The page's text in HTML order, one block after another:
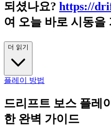
되셨나요? https://
여 오늘 바로 시동을
더 읽기
플레이 방법
드리프트 보스 플레
한 완벽 가이드